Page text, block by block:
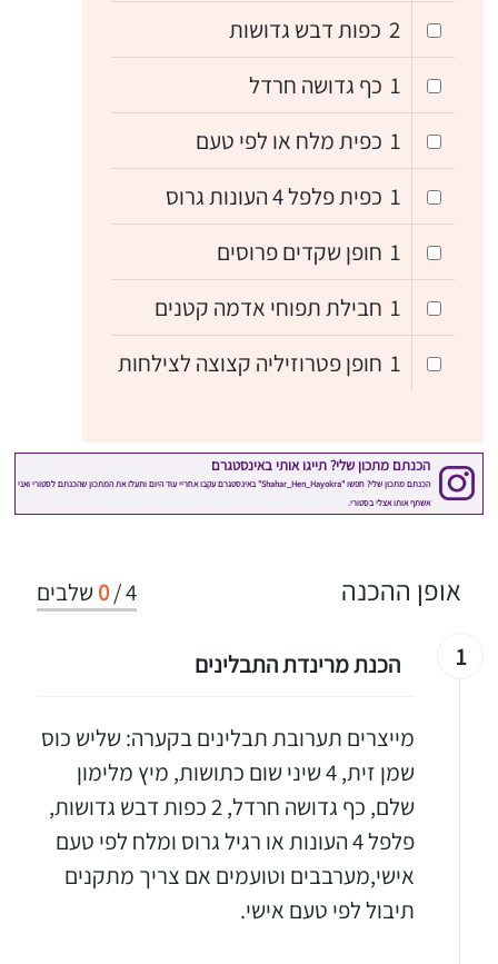
2 כפות דבש גדושות
1 כף גדושה חרדל
1 כפית מלח או לפי טעם
1 כפית פלפל 4 העונות גרוס
1 חופן שקדים פרוסים
1 חבילת תפוחי אדמה קטנים
1 חופן פטרוזיליה קצוצה לצילחות
4
/
0 שלבים אופן ההכנה
1 הכנת מרינדת התבלינים
מייצרים תערובת תבלינים בקערה: שליש כוס
שמן זית, 4 שיני שום כתושות, מיץ מלימון
שלם, כף גדושה חרדל, 2 כפות דבש גדושות,
פלפל 4 העונות או רגיל גרוס ומלח לפי טעם
אישי,מערבבים וטועמים אם צריך מתקנים
תיבול לפי טעם אישי.